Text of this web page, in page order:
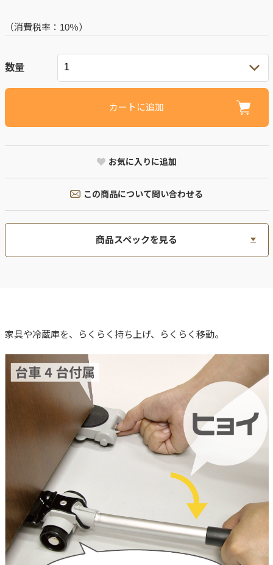
（消費税率： 10％）
数量
カートに追加
お気に入りに追加
この商品について問い合わせる
商品スペックを見る
家具や冷蔵庫を、らくらく持ち上げ、らくらく移動。